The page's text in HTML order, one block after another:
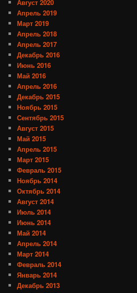
Август 2020
Апрель 2019
Март 2019
Апрель 2018
Апрель 2017
Декабрь 2016
Июнь 2016
Май 2016
Апрель 2016
Декабрь 2015
Ноябрь 2015
Сентябрь 2015
Август 2015
Май 2015
Апрель 2015
Март 2015
Февраль 2015
Ноябрь 2014
Октябрь 2014
Август 2014
Июль 2014
Июнь 2014
Май 2014
Апрель 2014
Март 2014
Февраль 2014
Январь 2014
Декабрь 2013